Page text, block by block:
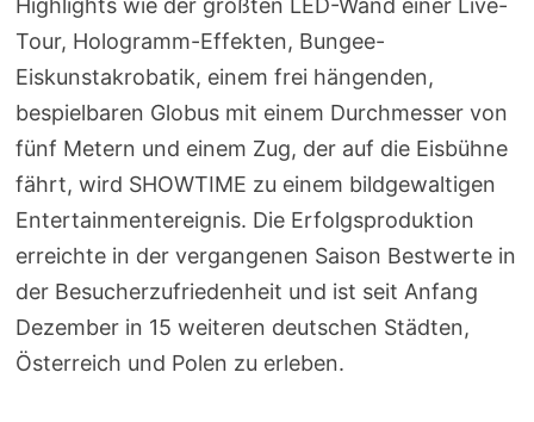
Highlights wie der größten LED-Wand einer Live-
Tour, Hologramm-Effekten, Bungee-
Eiskunstakrobatik, einem frei hängenden,
bespielbaren Globus mit einem Durchmesser von
fünf Metern und einem Zug, der auf die Eisbühne
fährt, wird SHOWTIME zu einem bildgewaltigen
Entertainmentereignis. Die Erfolgsproduktion
erreichte in der vergangenen Saison Bestwerte in
der Besucherzufriedenheit und ist seit Anfang
Dezember in 15 weiteren deutschen Städten,
Österreich und Polen zu erleben.